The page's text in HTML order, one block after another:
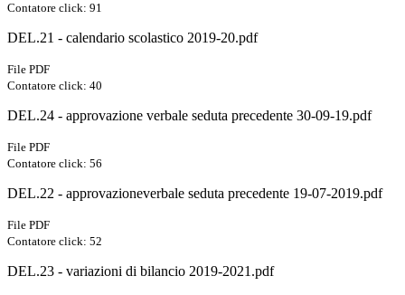
Contatore click: 91
DEL.21 - calendario scolastico 2019-20.pdf
File PDF
Contatore click: 40
DEL.24 - approvazione verbale seduta precedente 30-09-19.pdf
File PDF
Contatore click: 56
DEL.22 - approvazioneverbale seduta precedente 19-07-2019.pdf
File PDF
Contatore click: 52
DEL.23 - variazioni di bilancio 2019-2021.pdf